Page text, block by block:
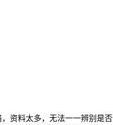
资料太多，无法一一辨别是